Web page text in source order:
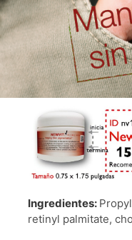
Ingredientes:
retinyl palmitate,